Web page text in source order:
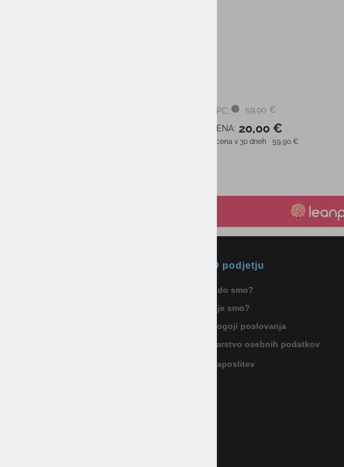
PMPC:
59,90 €
AS CENA: 20,00 €
Najnižja cena v 30 dneh 59,90 €
O podjetju
Kdo smo?
Kje smo?
Pogoji poslovanja
Varstvo osebnih podatkov
Zaposlitev